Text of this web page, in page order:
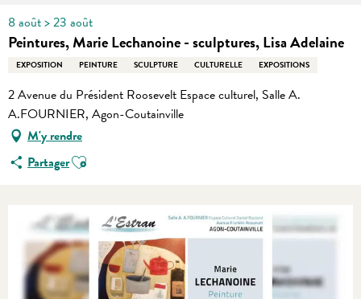
8 août > 23 août
Peintures, Marie Lechanoine - sculptures, Lisa Adelaine
EXPOSITION PEINTURE SCULPTURE CULTURELLE EXPOSITIONS
2 Avenue du Président Roosevelt Espace culturel, Salle A.
A.FOURNIER, Agon-Coutainville
M'y rendre
PartagerAjouter aux favoris